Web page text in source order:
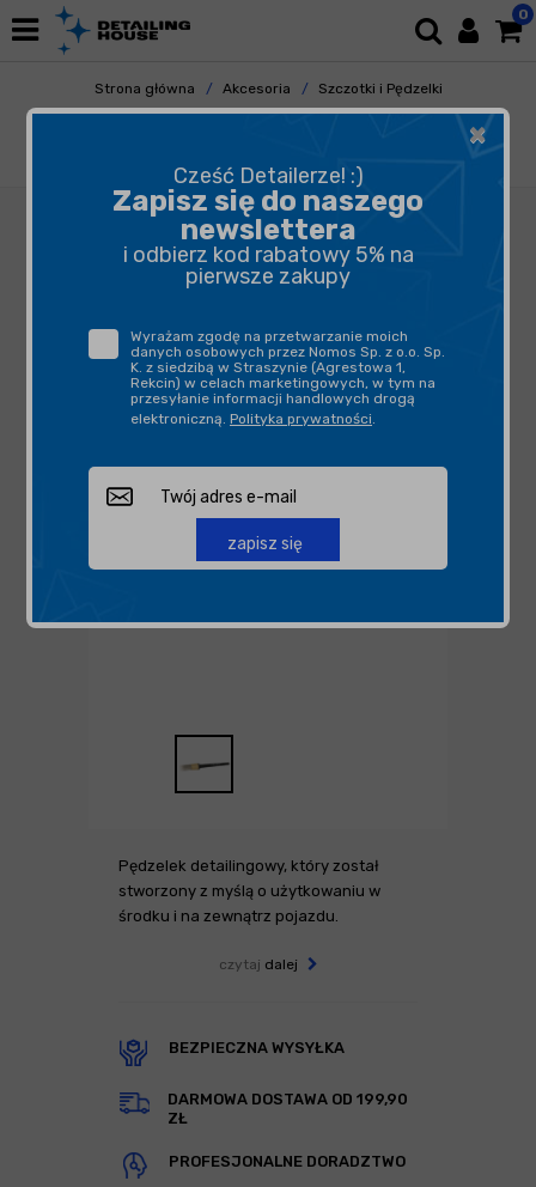
0
Strona główna Akcesoria
Szczotki i Pędzelki
Do Elementów Zewnętrznych
Pędzelek detailingowy, który został
stworzony z myślą o użytkowaniu w
środku i na zewnątrz pojazdu.
czytaj dalej
BEZPIECZNA WYSYŁKA
DARMOWA DOSTAWA OD 199,90
ZŁ
PROFESJONALNE DORADZTWO
×
Cześć Detailerze! :)
Zapisz się do naszego
newslettera
i odbierz kod rabatowy 5% na
pierwsze zakupy
Wyrażam zgodę na przetwarzanie moich
danych osobowych przez Nomos Sp. z o.o. Sp.
K. z siedzibą w Straszynie (Agrestowa 1,
Rekcin) w celach marketingowych, w tym na
przesyłanie informacji handlowych drogą
elektroniczną. Polityka prywatności.
zapisz się